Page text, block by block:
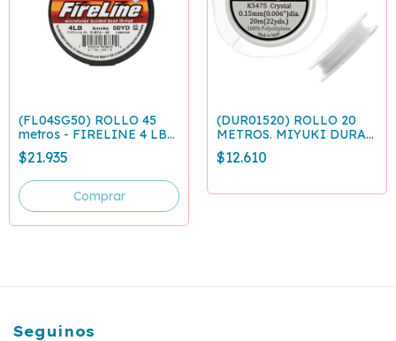
(FL04SG50) ROLLO 45
metros - FIRELINE 4 LB
GRIS OSCURO - 0,12 mm
$21.935
(DUR01520) ROLLO 20
METROS. MIYUKI DURA-
LINE 0.15 mm CRYSTAL
$12.610
Seguinos